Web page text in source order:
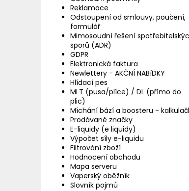
Reklamace
Odstoupení od smlouvy, poučení,
formulář
Mimosoudní řešení
sporů (ADR)
GDPR
Elektronická faktura
Newlettery - AKČNÍ NABíDKY
Hlídací pes
MLT (pusa/plíce) / DL (přímo do
plic)
Míchání bází a boosteru -
Prodávané značky
E-liquidy (e liquidy)
Výpočet síly e-liquidu
Filtrování zboží
Hodnocení obchodu
Mapa serveru
Vaperský oběžník
Slovník pojmů